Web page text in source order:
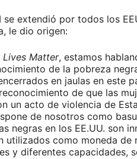
se extendió por todos los
le dio origen:
Lives Matter, estamos
de la pobreza
en jaulas en este
de que las
un acto de violencia de
de nosotros como
negras en los EE.UU. son
utilizados como moneda
y diferentes capacidades,